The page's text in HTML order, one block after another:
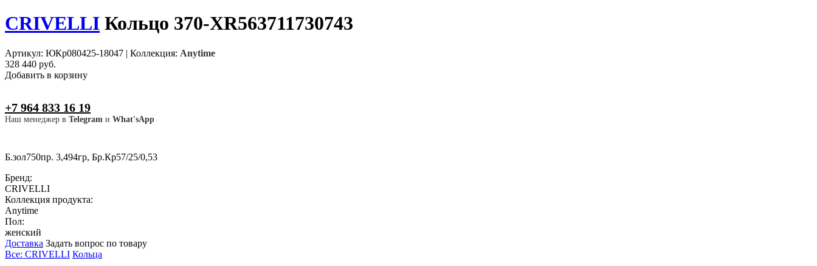
CRIVELLI Кольцо 370-XR563711730743
Артикул: ЮКр080425-18047 | Коллекция: Anytime
328 440 руб.
Добавить в корзину
+7 964 833 16 19
Наш менеджер в Telegram и What'sApp
Б.зол750пр. 3,494гр, Бр.Кр57/25/0,53
Бренд:
CRIVELLI
Коллекция продукта:
Anytime
Пол:
женский
Доставка Задать вопрос по товару
Все: CRIVELLI Кольца